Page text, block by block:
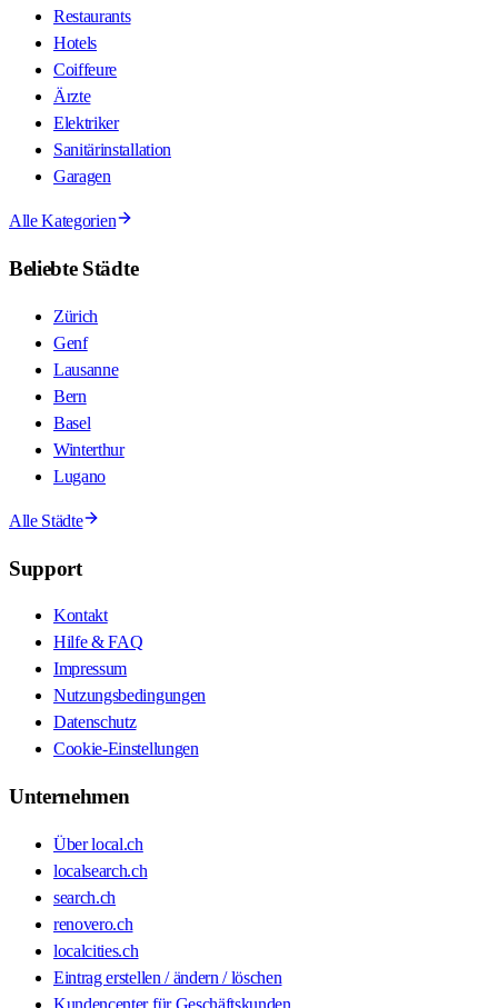
Restaurants
Hotels
Coiffeure
Ärzte
Elektriker
Sanitärinstallation
Garagen
Alle Kategorien
Beliebte Städte
Zürich
Genf
Lausanne
Bern
Basel
Winterthur
Lugano
Alle Städte
Support
Kontakt
Hilfe & FAQ
Impressum
Nutzungsbedingungen
Datenschutz
Cookie-Einstellungen
Unternehmen
Über local.ch
localsearch.ch
search.ch
renovero.ch
localcities.ch
Eintrag erstellen / ändern / löschen
Kundencenter für Geschäftskunden